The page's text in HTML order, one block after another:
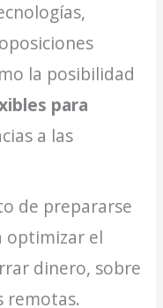
la posibilidad
para
a las
de prepararse
optimizar el
dinero, sobre
remotas.